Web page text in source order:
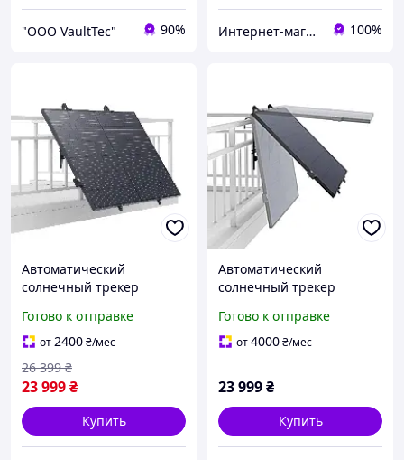
"ООО VaultTec" 90% Интернет-магазин «NaviSat» Т2 тюнеры в Днепре, спутниковое ТВ в Днепре 100%
Автоматический
солнечный трекер
Tracker для солнечной
панели на 400 Вт EFSA-VO
Готово к отправке
от2400₴/мес
23 999₴
26 399 ₴
Купить
Автоматический
солнечный трекер
Tracker для панелей до
400 Вт EFSAST для Solar
Готово к отправке
от4000₴/мес
23 999₴
Купить